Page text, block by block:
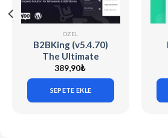
ÖZEL
B2BKing (v5.4.70)
The Ultimate
WooCommerce B2B
& Wholesale Plugin
389,90₺
SEPETE EKLE